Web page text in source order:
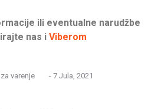
ili eventualne narudžbe
nas i Viberom
varenje - 7 Jula, 2021